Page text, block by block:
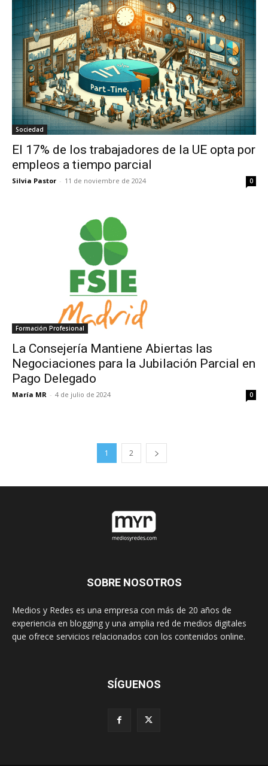
Sociedad
El 17% de los trabajadores de la UE opta por
empleos a tiempo parcial
Silvia Pastor - 11 de noviembre de 2024 0
Formación Profesional
La Consejería Mantiene Abiertas las
Negociaciones para la Jubilación Parcial en
Pago Delegado
María MR - 4 de julio de 2024 0
1 2
SOBRE NOSOTROS
Medios y Redes es una empresa con más de 20 años de
experiencia en blogging y una amplia red de medios digitales
que ofrece servicios relacionados con los contenidos online.
SÍGUENOS